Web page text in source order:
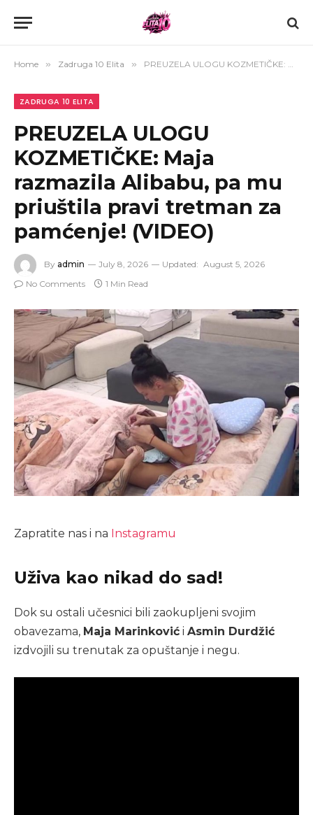
Home » Zadruga 10 Elita » PREUZELA ULOGU KOZMETIČKE: Maja razmazila Alibabu, pa mu priuštila pravi tretman za pamćenje! (VIDEO)
ZADRUGA 10 ELITA
PREUZELA ULOGU
KOZMETIČKE: Maja
razmazila Alibabu, pa mu
priuštila pravi tretman za
pamćenje! (VIDEO)
By admin July 8, 2026 Updated: August 5, 2026
No Comments
1 Min Read
Zapratite nas i na Instagramu
Uživa kao nikad do sad!
Dok su ostali učesnici bili zaokupljeni svojim
obavezama, Maja Marinković i Asmin Durdžić
izdvojili su trenutak za opuštanje i negu.